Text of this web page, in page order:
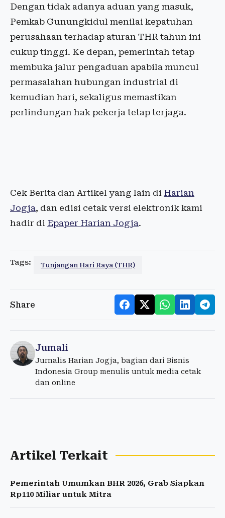
Dengan tidak adanya aduan yang masuk,
Pemkab Gunungkidul menilai kepatuhan
perusahaan terhadap aturan THR tahun ini
cukup tinggi. Ke depan, pemerintah tetap
membuka jalur pengaduan apabila muncul
permasalahan hubungan industrial di
kemudian hari, sekaligus memastikan
perlindungan hak pekerja tetap terjaga.
Cek Berita dan Artikel yang lain di Harian
Jogja, dan edisi cetak versi elektronik kami
hadir di Epaper Harian Jogja.
Tags: Tunjangan Hari Raya (THR)
Share
Jumali
Jurnalis Harian Jogja, bagian dari Bisnis
Indonesia Group menulis untuk media cetak
dan online
Artikel Terkait
Pemerintah Umumkan BHR 2026, Grab Siapkan
Rp110 Miliar untuk Mitra